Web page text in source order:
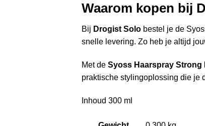
Waarom kopen bij
Bij Drogist Solo bestel je de
snelle levering. Zo heb je altijd
Met de Syoss Haarspray Strong
praktische stylingoplossing die je
Inhoud 300 ml